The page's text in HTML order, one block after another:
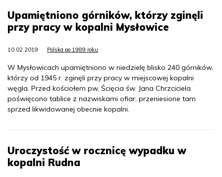
Upamiętniono górników, którzy zginęli
przy pracy w kopalni Mysłowice
10.02.2019 Polska po 1989 roku
W Mysłowicach upamiętniono w niedzielę blisko 240 górników,
którzy od 1945 r. zginęli przy pracy w miejscowej kopalni
węgla. Przed kościołem pw. Ścięcia św. Jana Chrzciciela
poświęcono tablice z nazwiskami ofiar, przeniesione tam
sprzed likwidowanej obecnie kopalni.
Uroczystość w rocznicę wypadku w
kopalni Rudna